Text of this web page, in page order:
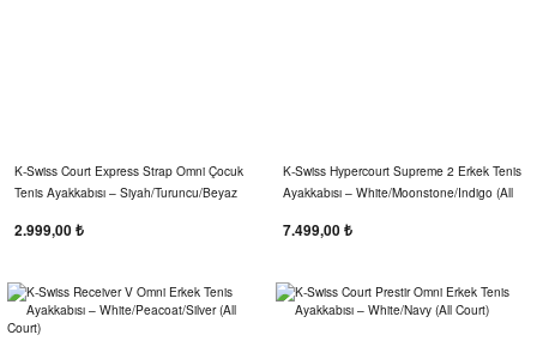
K‑Swiss Court Express Strap Omni Çocuk
Tenis Ayakkabısı – Siyah/Turuncu/Beyaz
2.999,00 ₺
K‑Swiss Hypercourt Supreme 2 Erkek Tenis
Ayakkabısı – White/Moonstone/Indigo (All
7.499,00 ₺